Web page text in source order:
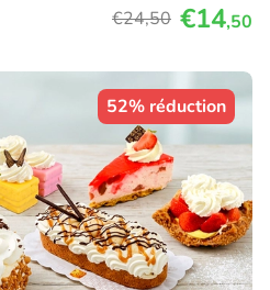
€24,50 €14,50
52% réduction